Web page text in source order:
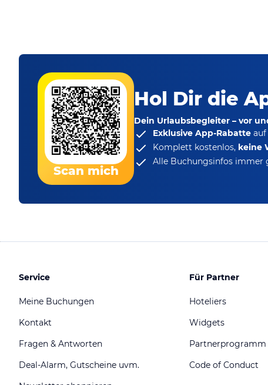
Scan mich
Hol Dir die
Dein Urlaubsbegleiter – vor
Exklusive App-Rabatte
Komplett kostenlos, keine
Alle Buchungsinfos immer
Service
Meine Buchungen
Kontakt
Fragen & Antworten
Deal-Alarm, Gutscheine uvm.
Für Partner
Hoteliers
Widgets
Partnerprogramm
Code of Conduct